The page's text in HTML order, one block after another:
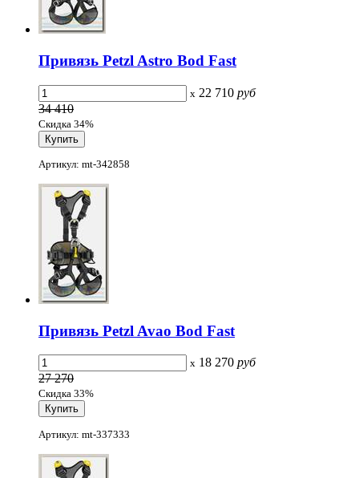
Привязь Petzl Astro Bod Fast
x 22 710 руб
34 410
Скидка 34%
Артикул: mt-342858
Привязь Petzl Avao Bod Fast
x 18 270 руб
27 270
Скидка 33%
Артикул: mt-337333